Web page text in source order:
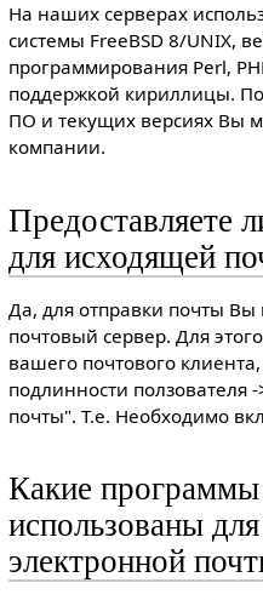
На наших серверах
системы FreeBSD 8/UNIX,
программирования Perl,
поддержкой кириллицы.
ПО и текущих версиях Вы
компании.
Предоставляете
для исходящей
Да, для отправки почты
почтовый сервер. Для
вашего почтового
подлинности ползователя
почты". Т.е. Необходимо
Какие
использованы
электронной